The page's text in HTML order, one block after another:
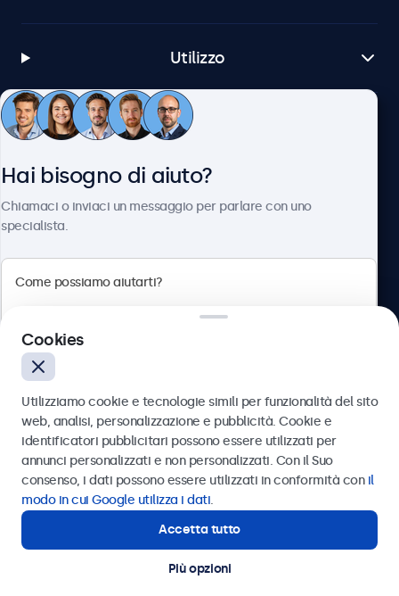
Utilizzo
Servizio Clienti
Italiano
© 2026 Beetronics
Hai bisogno di aiuto?
Chiamaci o inviaci un messaggio per parlare con uno
specialista.
Inviare
Oppure chiamaci al
Contatta i nostri esperti
Cookies
Utilizziamo cookie e tecnologie simili per funzionalità del sito
web, analisi, personalizzazione e pubblicità. Cookie e
identificatori pubblicitari possono essere utilizzati per
annunci personalizzati e non personalizzati. Con il Suo
consenso, i dati possono essere utilizzati in conformità con il
modo in cui Google utilizza i dati.
Accetta tutto
Più opzioni